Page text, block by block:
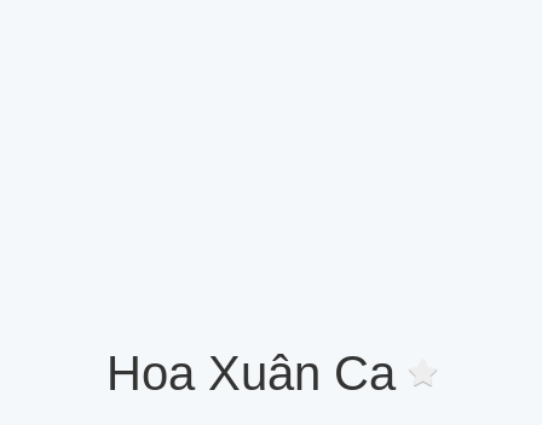
Hoa Xuân Ca